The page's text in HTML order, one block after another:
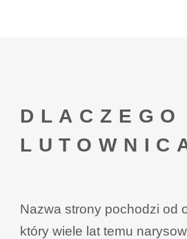
DLACZEGO
Nazwa strony pochodzi od
który wiele lat temu